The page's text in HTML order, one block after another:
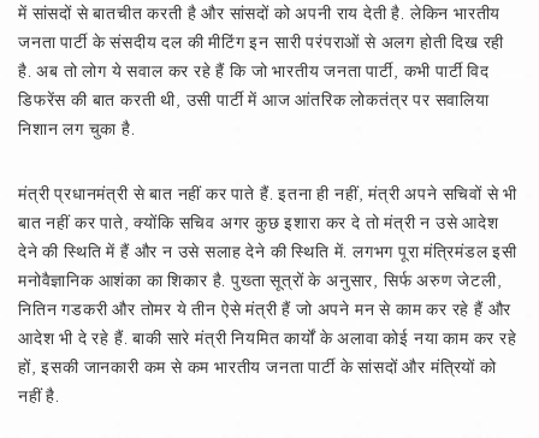
में सांसदों से बातचीत करती है और सांसदों को अपनी राय देती है. लेकिन भारतीय
जनता पार्टी के संसदीय दल की मीटिंग इन सारी परंपराओं से अलग होती दिख रही
है. अब तो लोग ये सवाल कर रहे हैं कि जो भारतीय जनता पार्टी, कभी पार्टी विद
डिफरेंस की बात करती थी, उसी पार्टी में आज आंतरिक लोकतंत्र पर सवालिया
निशान लग चुका है.
मंत्री प्रधानमंत्री से बात नहीं कर पाते हैं. इतना ही नहीं, मंत्री अपने सचिवों से भी
बात नहीं कर पाते, क्योंकि सचिव अगर कुछ इशारा कर दे तो मंत्री न उसे आदेश
देने की स्थिति में हैं और न उसे सलाह देने की स्थिति में. लगभग पूरा मंत्रिमंडल इसी
मनोवैज्ञानिक आशंका का शिकार है. पुख्ता सूत्रों के अनुसार, सिर्फ अरुण जेटली,
नितिन गडकरी और तोमर ये तीन ऐसे मंत्री हैं जो अपने मन से काम कर रहे हैं और
आदेश भी दे रहे हैं. बाकी सारे मंत्री नियमित कार्यों के अलावा कोई नया काम कर रहे
हों, इसकी जानकारी कम से कम भारतीय जनता पार्टी के सांसदों और मंत्रियों को
नहीं है.